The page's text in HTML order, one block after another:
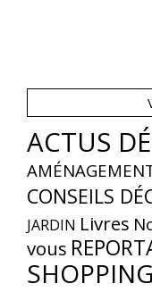
ACTUS
CONSEILS
JARDIN Livres
vous
SHOPPING